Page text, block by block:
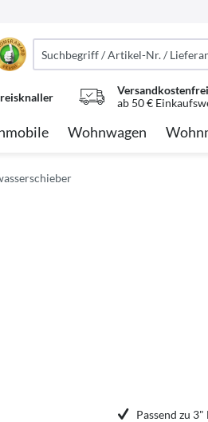
Versandkostenfrei
ab 50 €
Wohnwagen
Passend zu